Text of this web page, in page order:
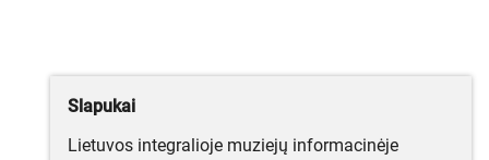
Slapukai
Lietuvos integralioje muziejų informacinėje